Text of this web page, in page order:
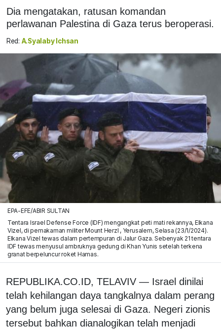
Dia mengatakan, ratusan komandan
perlawanan Palestina di Gaza terus beroperasi.
Red: A.Syalaby Ichsan
EPA-EFE/ABIR SULTAN
Tentara Israel Defense Force (IDF) mengangkat peti mati rekannya, Elkana
Vizel, di pemakaman militer Mount Herzl , Yerusalem, Selasa (23/1/2024).
Elkana Vizel tewas dalam pertempuran di Jalur Gaza. Sebenyak 21 tentara
IDF tewas menyusul ambruknya gedung di Khan Yunis setelah terkena
granat berpeluncur roket Hamas.
REPUBLIKA.CO.ID, TELAVIV — Israel dinilai
telah kehilangan daya tangkalnya dalam perang
yang belum juga selesai di Gaza. Negeri zionis
tersebut bahkan dianalogikan telah menjadi